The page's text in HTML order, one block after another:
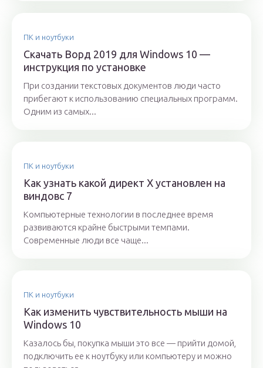
ПК и ноутбуки
Скачать Ворд 2019 для Windows 10 —
инструкция по установке
При создании текстовых документов люди часто
прибегают к использованию специальных программ.
Одним из самых...
ПК и ноутбуки
Как узнать какой директ X установлен на
виндовс 7
Компьютерные технологии в последнее время
развиваются крайне быстрыми темпами.
Современные люди все чаще...
ПК и ноутбуки
Как изменить чувствительность мыши на
Windows 10
Казалось бы, покупка мыши это все — прийти домой,
подключить ее к ноутбуку или компьютеру и можно